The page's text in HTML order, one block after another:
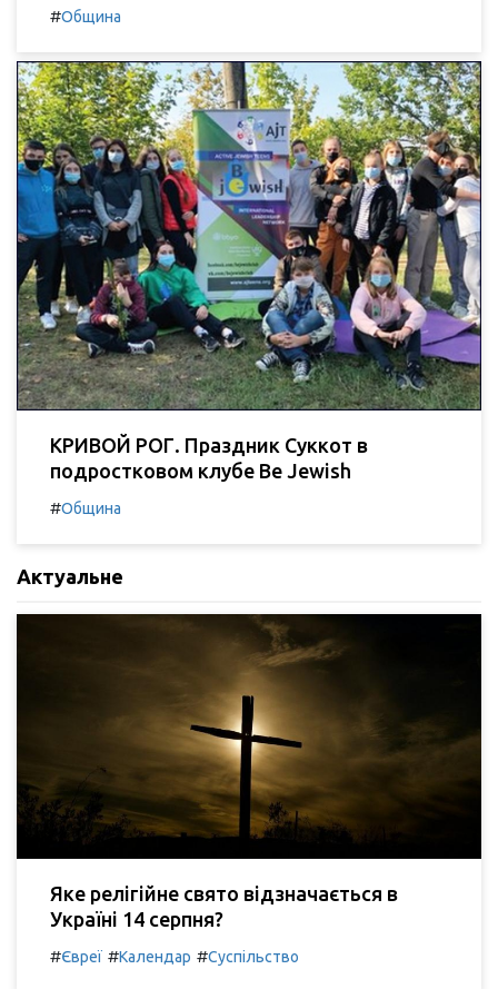
#Община
КРИВОЙ РОГ. Праздник Суккот в
подростковом клубе Be Jewish
#Община
Актуальне
Яке релігійне свято відзначається в
Україні 14 серпня?
#Євреї #Календар #Суспільство